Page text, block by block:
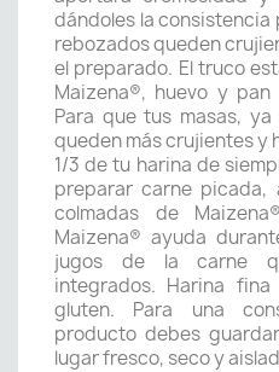
dándoles la
rebozados queden
el preparado. El truco
Maizena®, huevo y
Para que tus masas,
queden más crujientes y
1/3 de tu harina de
preparar carne picada,
colmadas de
Maizena® ayuda
jugos de la carne
integrados. Harina
gluten. Para una
producto debes
lugar fresco, seco y